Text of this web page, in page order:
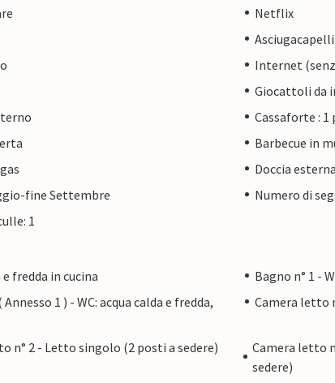
Netflix
Asciugacapelli
Internet
Giocattoli da
Cassaforte : 1
Barbecue in
Doccia
fine Settembre
Numero di
1
e fredda in cucina
Bagno n° 1 -
Annesso 1 ) - WC: acqua calda e fredda,
Camera letto
n° 2 - Letto singolo (2 posti a sedere)
Camera letto
sedere)